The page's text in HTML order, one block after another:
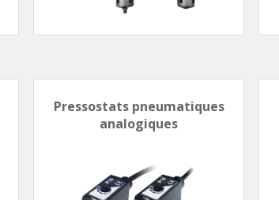
Pressostats pneumatiques
analogiques